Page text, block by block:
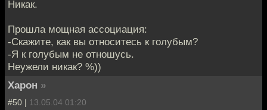
Никак.
Прошла мощная ассоциация:
-Скажите, как вы относитесь к голубым?
-Я к голубым не отношусь.
Неужели никак? %))
Харон »
#50 | 13.05.04 01:20